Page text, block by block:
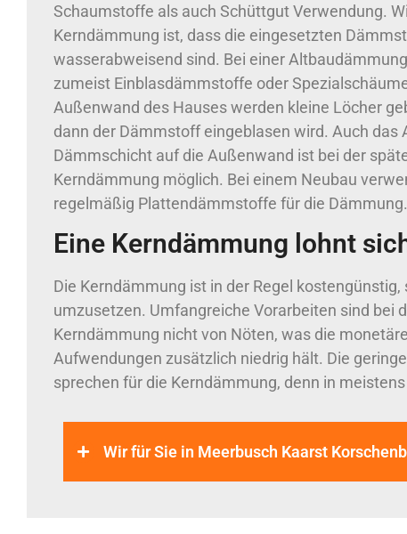
Schaumstoffe als auch Schüttgut Verwendung.
Kerndämmung ist, dass die eingesetzten
wasserabweisend sind. Bei einer
zumeist Einblasdämmstoffe oder
Außenwand des Hauses werden kleine Löcher
dann der Dämmstoff eingeblasen wird. Auch das
Dämmschicht auf die Außenwand ist bei der
Kerndämmung möglich. Bei einem Neubau
regelmäßig Plattendämmstoffe für die Dämmung.
Eine Kerndämmung lohnt
Die Kerndämmung ist in der Regel kostengünstig,
umzusetzen. Umfangreiche Vorarbeiten sind bei
Kerndämmung nicht von Nöten, was die
Aufwendungen zusätzlich niedrig hält. Die
sprechen für die Kerndämmung, denn in
Wir für Sie in Meerbusch Kaarst